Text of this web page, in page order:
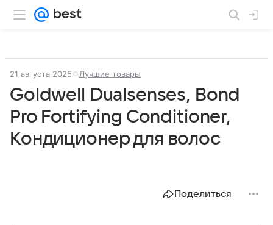
21 августа 2025 Лучшие товары
Goldwell Dualsenses, Bond
Pro Fortifying Conditioner,
Кондиционер для волос
Поделиться